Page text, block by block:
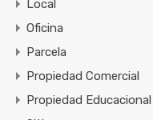
Local
Oficina
Parcela
Propiedad Comercial
Propiedad Educacional